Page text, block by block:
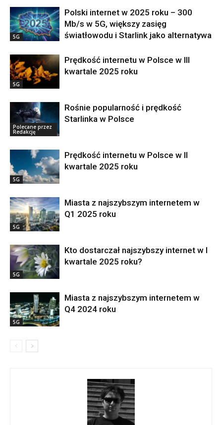
5G
Polski internet w 2025 roku – 300
Mb/s w 5G, większy zasięg
światłowodu i Starlink jako alternatywa
5G
Prędkość internetu w Polsce w III
kwartale 2025 roku
Polecane przez
Redakcję
Rośnie popularność i prędkość
Starlinka w Polsce
5G
Prędkość internetu w Polsce w II
kwartale 2025 roku
5G
Miasta z najszybszym internetem w
Q1 2025 roku
5G
Kto dostarczał najszybszy internet w I
kwartale 2025 roku?
5G
Miasta z najszybszym internetem w
Q4 2024 roku